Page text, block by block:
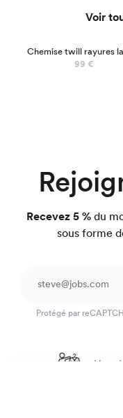
Voir
Chemise twill rayures
99 €
Recevez 5 % du
sous forme
Protégé par
Une